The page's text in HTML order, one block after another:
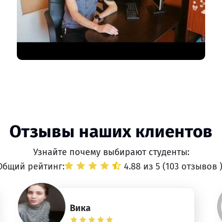
Отзывы наших клиентов
Узнайте почему выбирают студенты:
рейтинг:
4.88 из 5 (103 отзывов )
Вика